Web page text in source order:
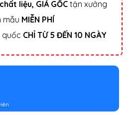
liệu, GIÁ GỐCtận xưởng
mẫu MIỄN PHÍ
quốc CHỈ TỪ 5 ĐẾN 10 NGÀY